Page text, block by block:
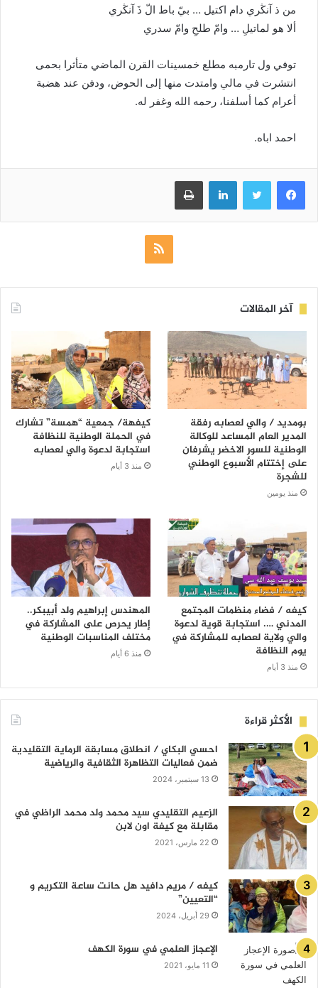
من ذ آنڭري دام اكتيل … بيّ باط الّ ذَ آنڭري
ألا هو لماتيلِ … وامّ طلحِ وامّ سدري
توفي ول تارمبه مطلع خمسينات القرن الماضي متأثرا بحمى
انتشرت في مالي وامتدت منها إلى الحوض، ودفن عند هضبة
أعرام كما أسلفنا، رحمه الله وغفر له.
احمد اباه.
فيسبوك تويتر لينكدإن طباعة
ملخص
آخر المقالات
بومديد / والي لعصابه رفقة
المدير العام المساعد للوكالة
الوطنية للسور الاخضر يشرفان
على إختتام الأسبوع الوطني
للشجرة
منذ يومين
كيفهة/ جمعية “همسة” تشارك
في الحملة الوطنية للنظافة
استجابة لدعوة والي لعصابه
منذ 3 أيام
كيفه / فضاء منظمات المجتمع
المدني …. استجابة قوية لدعوة
والي ولاية لعصابه للمشاركة في
يوم النظافة
منذ 3 أيام
المهندس إبراهيم ولد أبيبكر..
إطار يحرص على المشاركة في
مختلف المناسبات الوطنية
منذ 6 أيام
الأكثر قراءة
احسي البكاي / انطلاق مسابقة الرماية التقليدية
ضمن فعاليات التظاهرة الثقافية والرياضية
13 سبتمبر، 2024
الزعيم التقليدي سيد محمد ولد محمد الراظي في
مقابلة مع كيفة اون لابن
22 مارس، 2021
كيفه / مريم دافيد هل حانت ساعة التكريم و
“التعيين”
29 أبريل، 2024
الإعجاز العلمي في سورة الكهف
11 مايو، 2021